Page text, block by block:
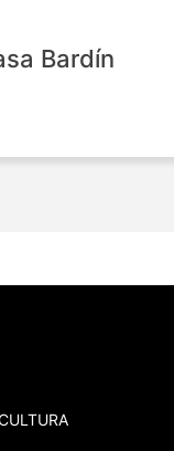
Bardín